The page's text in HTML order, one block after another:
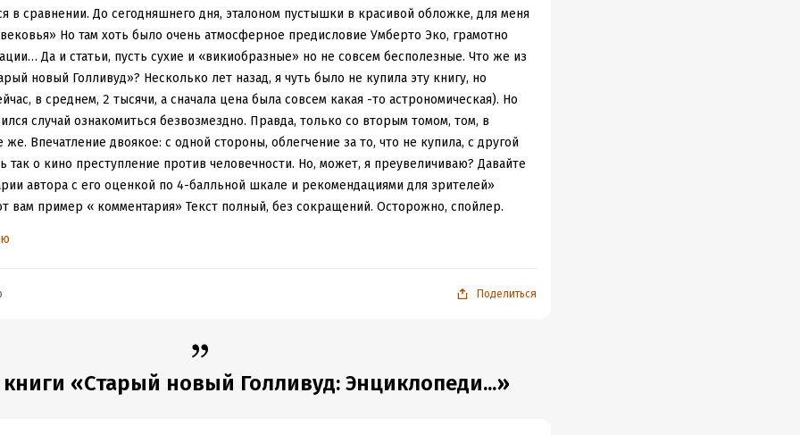
в сравнении. До сегодняшнего дня, эталоном пустышки в красивой обложке, для меня
Но там хоть было очень атмосферное предисловие Умберто Эко, грамотно
Да и статьи, пусть сухие и «викиобразные» но не совсем бесполезные. Что же из
новый Голливуд»? Несколько лет назад, я чуть было не купила эту книгу, но
в среднем, 2 тысячи, а сначала цена была совсем какая -то астрономическая). Но
случай ознакомиться безвозмездно. Правда, только со вторым томом, том, в
же. Впечатление двоякое: с одной стороны, облегчение за то, что не купила, с другой
так о кино преступление против человечности. Но, может, я преувеличиваю? Давайте
автора с его оценкой по 4-балльной шкале и рекомендациями для зрителей»
вам пример « комментария» Текст полный, без сокращений. Осторожно, спойлер.
возвращение короля **** (шедевр)
Блум, Билли Бойд, Мартой Цокас
Джон Рис- Дэвис, Сала Бейкер
Холм, Шон Бин, Карл Урбан, Алан Ховард, Джед Брофи, Пит
Кристофер Ли ,Брюс Спенс.
Поделиться
«Старый новый Голливуд: Энциклопеди...»